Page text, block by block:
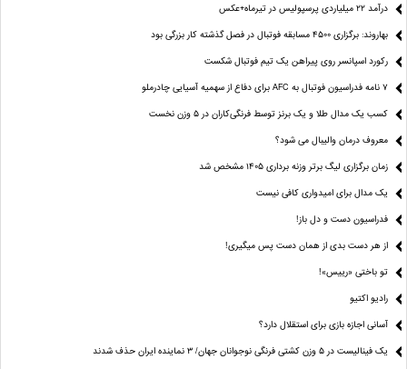
درآمد ۲۲ میلیاردی پرسپولیس در تیرماه+عکس
بهاروند: برگزاری ۴۵۰۰ مسابقه فوتبال در فصل گذشته کار بزرگی بود
رکورد اسپانسر روی پیراهن یک تیم فوتبال شکست
۷ نامه فدراسیون فوتبال به AFC برای دفاع از سهمیه آسیایی چادرملو
کسب یک مدال طلا و یک برنز توسط فرنگی‌کاران در ۵ وزن نخست
معروف درمان والیبال می شود؟
زمان برگزاری لیگ برتر وزنه برداری ۱۴۰۵ مشخص شد
یک مدال برای امیدواری کافی نیست
فدراسیون دست‌ و دل باز!
از هر دست بدی از همان دست پس میگیری!
تو باختی «رییس»!
رادیو اکتیو
آسانی اجازه بازی برای استقلال دارد؟
یک فینالیست در ۵ وزن کشتی فرنگی نوجوانان جهان/ ۳ نماینده ایران حذف شدند